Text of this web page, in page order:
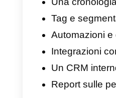
WhatsApp
l'API di
alternativa
strumenti